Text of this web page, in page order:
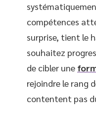
compétences
surprise, tient le
souhaitez
de cibler une
rejoindre le rang
contentent pas